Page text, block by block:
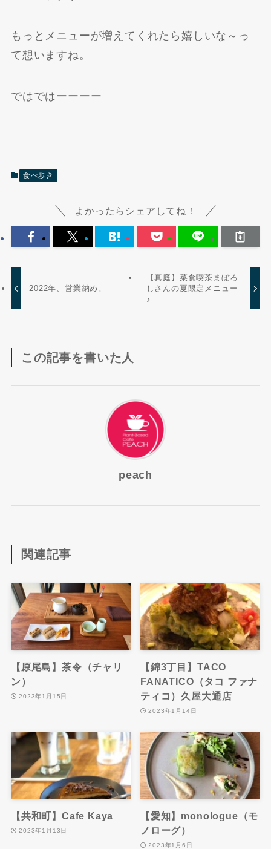
もっとメニューが増えてくれたら嬉しいな～っ
て想いますね。
ではではーーーー
食べ歩き
よかったらシェアしてね！
2022年、営業納め。
【真庭】菜食喫茶まぼろ
しさんの夏限定メニュー
♪
この記事を書いた人
peach
関連記事
【原尾島】茶令（チャリ
ン）
2023年1月15日
【錦3丁目】TACO
FANATICO（タコ ファナ
ティコ）久屋大通店
2023年1月14日
【共和町】Cafe Kaya
2023年1月13日
【愛知】monologue（モ
ノローグ）
2023年1月6日